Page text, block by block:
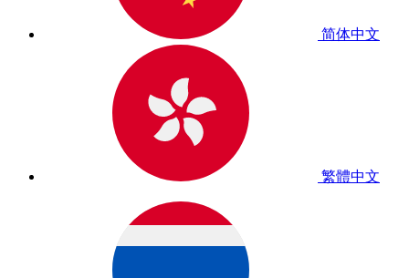
简体中文
繁體中文